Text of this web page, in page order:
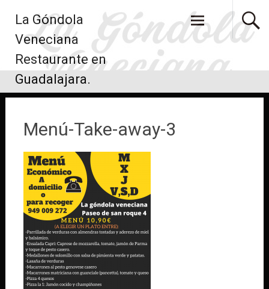
contenido
La Góndola
Veneciana
Restaurante en
Guadalajara.
Menú-Take-away-3